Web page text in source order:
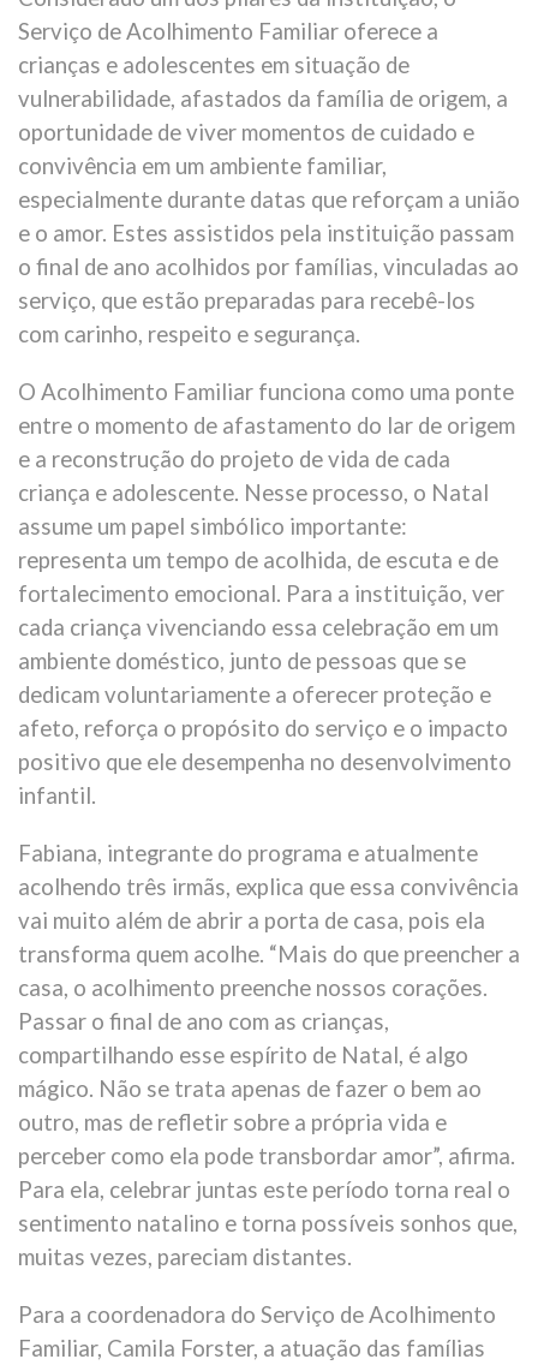
Serviço de Acolhimento Familiar oferece a
crianças e adolescentes em situação de
vulnerabilidade, afastados da família de origem, a
oportunidade de viver momentos de cuidado e
convivência em um ambiente familiar,
especialmente durante datas que reforçam a união
e o amor. Estes assistidos pela instituição passam
o final de ano acolhidos por famílias, vinculadas ao
serviço, que estão preparadas para recebê-los
com carinho, respeito e segurança.
O Acolhimento Familiar funciona como uma ponte
entre o momento de afastamento do lar de origem
e a reconstrução do projeto de vida de cada
criança e adolescente. Nesse processo, o Natal
assume um papel simbólico importante:
representa um tempo de acolhida, de escuta e de
fortalecimento emocional. Para a instituição, ver
cada criança vivenciando essa celebração em um
ambiente doméstico, junto de pessoas que se
dedicam voluntariamente a oferecer proteção e
afeto, reforça o propósito do serviço e o impacto
positivo que ele desempenha no desenvolvimento
infantil.
Fabiana, integrante do programa e atualmente
acolhendo três irmãs, explica que essa convivência
vai muito além de abrir a porta de casa, pois ela
transforma quem acolhe. “Mais do que preencher a
casa, o acolhimento preenche nossos corações.
Passar o final de ano com as crianças,
compartilhando esse espírito de Natal, é algo
mágico. Não se trata apenas de fazer o bem ao
outro, mas de refletir sobre a própria vida e
perceber como ela pode transbordar amor”, afirma.
Para ela, celebrar juntas este período torna real o
sentimento natalino e torna possíveis sonhos que,
muitas vezes, pareciam distantes.
Para a coordenadora do Serviço de Acolhimento
Familiar, Camila Forster, a atuação das famílias